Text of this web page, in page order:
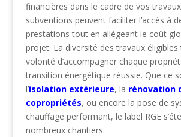
financières dans le cadre de vos
subventions peuvent faciliter l’accès à
prestations tout en allégeant le coût
projet. La diversité des travaux
volonté d’accompagner chaque
transition énergétique réussie. Que ce
l’isolation extérieure, la rénovation
copropriétés, ou encore la pose de
chauffage performant, le label RGE
nombreux chantiers.